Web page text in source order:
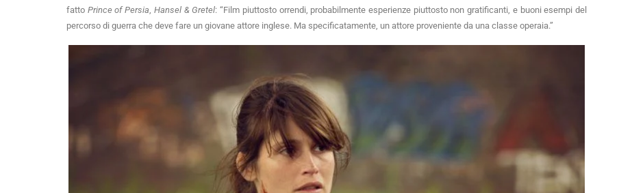
fatto Prince of Persia Hansel & Gretel: “Film piuttosto orrendi, probabilmente esperienze piuttosto non gratificanti, e buoni esempi del
percorso di guerra che deve fare un giovane attore inglese. Ma specificatamente, un attore proveniente da una classe operaia.”